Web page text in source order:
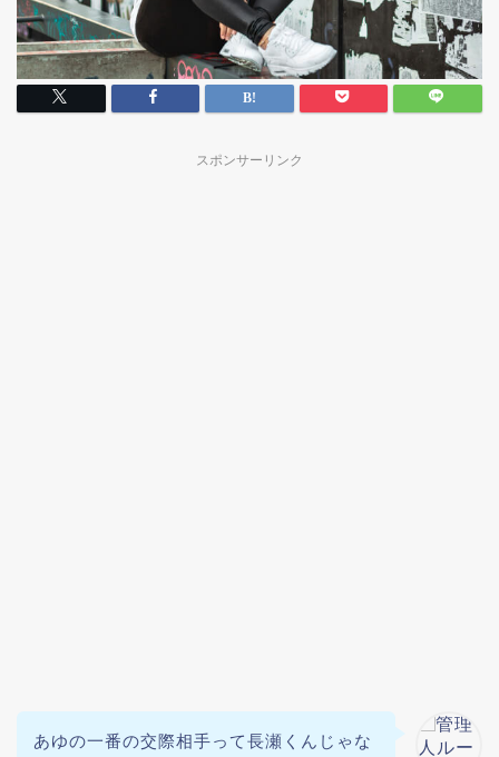
スポンサーリンク
あゆの一番の交際相手って長瀬くんじゃな